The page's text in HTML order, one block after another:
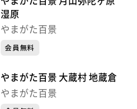
湿原
やまがた百景
会員無料
やまがた百景 大蔵村 地蔵倉
やまがた百景